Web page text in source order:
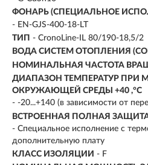
ФОНАРЬ (СПЕЦИАЛЬНОЕ
- EN-GJS-400-18-LT
ТИП - CronoLine-IL 80/190-18,5/2
ВОДА СИСТЕМ ОТОПЛЕНИЯ
НОМИНАЛЬНАЯ ЧАСТОТА
ДИАПАЗОН ТЕМПЕРАТУР ПРИ
ОКРУЖАЮЩЕЙ СРЕДЫ +40 ,°C
- -20...+140 (в зависимости от
ВСТРОЕННАЯ ПОЛНАЯ
- Специальное исполнение с
дополнительную плату
КЛАСС ИЗОЛЯЦИИ - F